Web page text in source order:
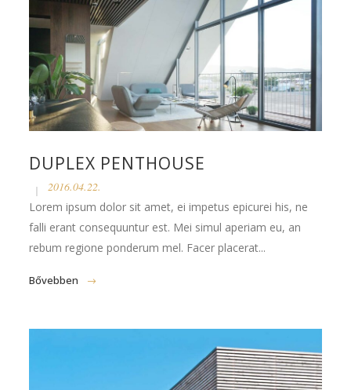
DUPLEX PENTHOUSE
2016.04.22.
Lorem ipsum dolor sit amet, ei impetus epicurei his, ne
falli erant consequuntur est. Mei simul aperiam eu, an
rebum regione ponderum mel. Facer placerat...
Bővebben